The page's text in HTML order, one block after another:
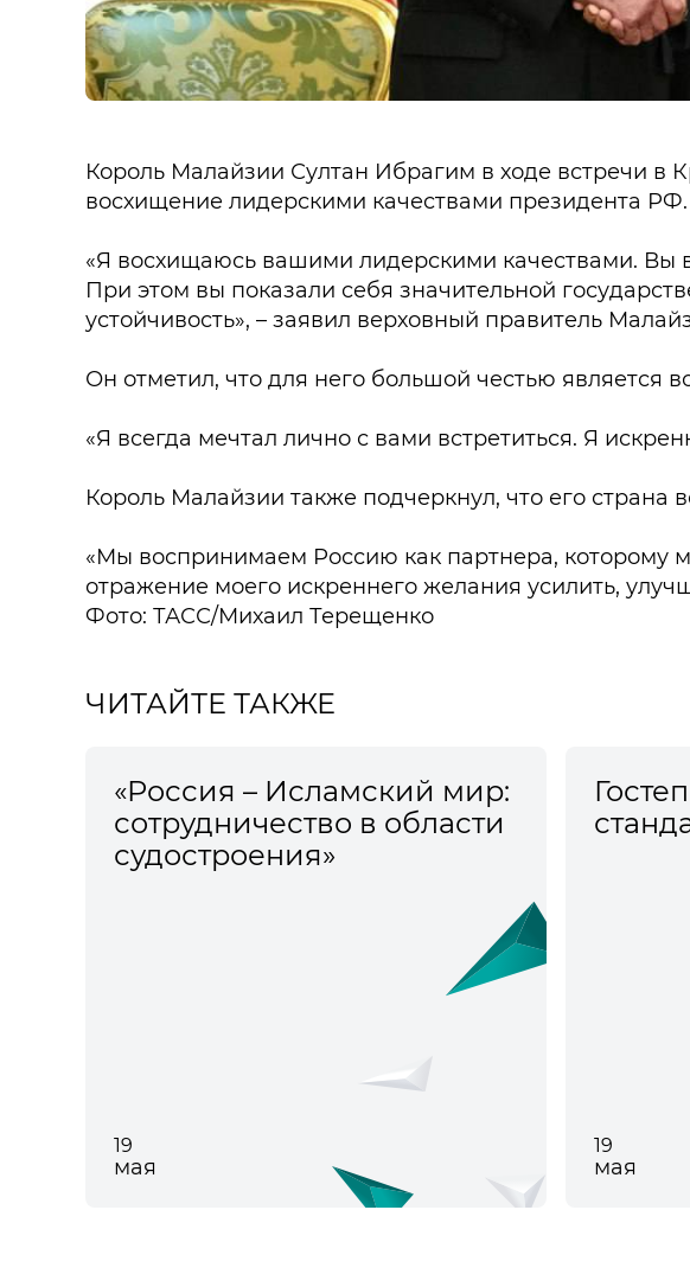
Король Малайзии Султан Ибрагим в ходе встречи
восхищение лидерскими качествами президента РФ.
«Я восхищаюсь вашими лидерскими качествами. Вы
При этом вы показали себя значительной
устойчивость», – заявил верховный правитель
Он отметил, что для него большой честью является
«Я всегда мечтал лично с вами встретиться. Я
Король Малайзии также подчеркнул, что его
«Мы воспринимаем Россию как партнера, которому
отражение моего искреннего желания усилить,
Фото: ТАСС/Михаил Терещенко
ЧИТАЙТЕ ТАКЖЕ
«Россия – Исламский мир:
сотрудничество в области
судостроения»
19
мая
19
мая